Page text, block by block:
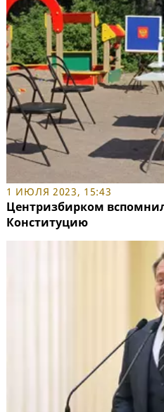
1 ИЮЛЯ 2023, 15:43
Центризбирком
Конституцию